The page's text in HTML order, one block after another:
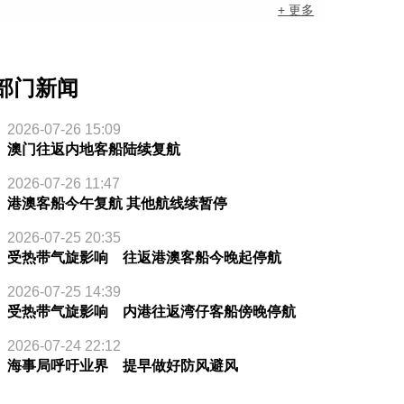
+ 更多
门新闻
2026-07-26 15:09
澳门往返内地客船陆续复航
2026-07-26 11:47
港澳客船今午复航 其他航线续暂停
2026-07-25 20:35
受热带气旋影响 往返港澳客船今晚起停航
2026-07-25 14:39
受热带气旋影响 内港往返湾仔客船傍晚停航
2026-07-24 22:12
海事局呼吁业界 提早做好防风避风